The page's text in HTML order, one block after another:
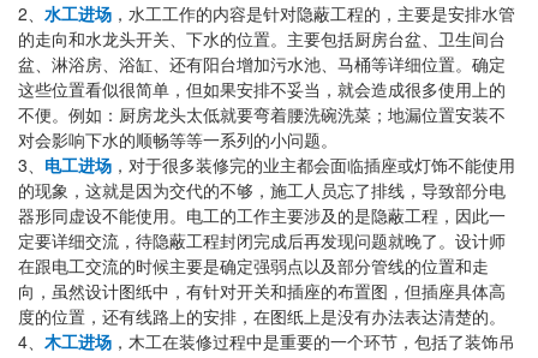
2、 水工进场 ，水工工作的内容是针对隐蔽工程的，主要是安排水管
的走向和水龙头开关、下水的位置。主要包括厨房台盆、卫生间台
盆、淋浴房、浴缸、还有阳台增加污水池、马桶等详细位置。确定
这些位置看似很简单，但如果安排不妥当，就会造成很多使用上的
不便。例如：厨房龙头太低就要弯着腰洗碗洗菜；地漏位置安装不
对会影响下水的顺畅等等一系列的小问题。
3、 电工进场 ，对于很多装修完的业主都会面临插座或灯饰不能使用
的现象，这就是因为交代的不够，施工人员忘了排线，导致部分电
器形同虚设不能使用。电工的工作主要涉及的是隐蔽工程，因此一
定要详细交流，待隐蔽工程封闭完成后再发现问题就晚了。设计师
在跟电工交流的时候主要是确定强弱点以及部分管线的位置和走
向，虽然设计图纸中，有针对开关和插座的布置图，但插座具体高
度的位置，还有线路上的安排，在图纸上是没有办法表达清楚的。
4、 木工进场 ， 木工在装修过程中是重要的一个环节，包括了装饰吊